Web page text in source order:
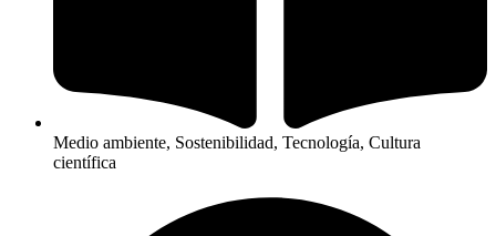
Medio ambiente, Sostenibilidad, Tecnología, Cultura
científica